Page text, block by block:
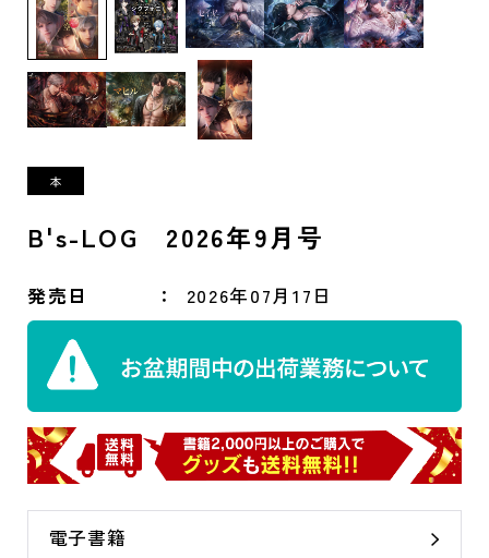
B's-LOG 2026年9月号
発売日 2026年07月17日
電子書籍